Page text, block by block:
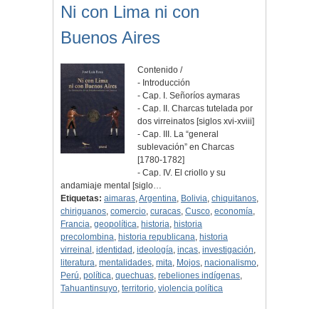
Ni con Lima ni con
Buenos Aires
Contenido /
- Introducción
- Cap. I. Señoríos aymaras
- Cap. II. Charcas tutelada por
dos virreinatos [siglos xvi-xviii]
- Cap. III. La “general
sublevación” en Charcas
[1780-1782]
- Cap. IV. El criollo y su
andamiaje mental [siglo…
Etiquetas: aimaras,Argentina, Bolivia, chiquitanos,
chiriguanos, comercio, curacas, Cusco, economía,
Francia, geopolítica, historia, historia
precolombina, historia republicana, historia
virreinal , identidad , ideología, incas, investigación,
literatura, mentalidades, mita, Mojos, nacionalismo,
Perú, política, quechuas, rebeliones indígenas,
Tahuantinsuyo, territorio, violencia política